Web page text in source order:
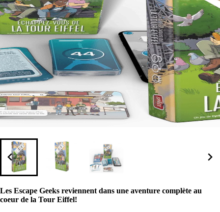
Les Escape Geeks reviennent dans une aventure complète au
coeur de la Tour Eiffel!